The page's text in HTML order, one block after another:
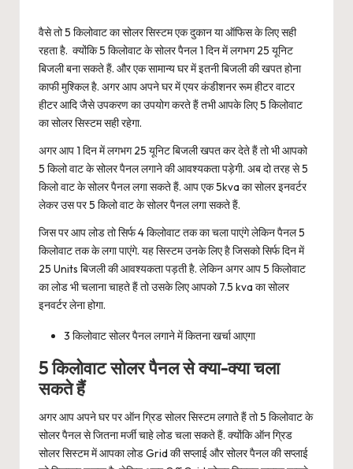
वैसे तो 5 किलोवाट का सोलर सिस्टम एक दुकान या ऑफिस के लिए सही
रहता है. क्योंकि 5 किलोवाट के सोलर पैनल 1 दिन में लगभग 25 यूनिट
बिजली बना सकते हैं. और एक सामान्य घर में इतनी बिजली की खपत होना
काफी मुश्किल है. अगर आप अपने घर में एयर कंडीशनर रूम हीटर वाटर
हीटर आदि जैसे उपकरण का उपयोग करते हैं तभी आपके लिए 5 किलोवाट
का सोलर सिस्टम सही रहेगा.
अगर आप 1 दिन में लगभग 25 यूनिट बिजली खपत कर देते हैं तो भी आपको
5 किलो वाट के सोलर पैनल लगाने की आवश्यकता पड़ेगी. अब दो तरह से 5
किलो वाट के सोलर पैनल लगा सकते हैं. आप एक 5kva का सोलर इनवर्टर
लेकर उस पर 5 किलो वाट के सोलर पैनल लगा सकते हैं.
जिस पर आप लोड तो सिर्फ 4 किलोवाट तक का चला पाएंगे लेकिन पैनल 5
किलोवाट तक के लगा पाएंगे. यह सिस्टम उनके लिए है जिसको सिर्फ दिन में
25 Units बिजली की आवश्यकता पड़ती है. लेकिन अगर आप 5 किलोवाट
का लोड भी चलाना चाहते हैं तो उसके लिए आपको 7.5 kva का सोलर
इनवर्टर लेना होगा.
3 किलोवाट सोलर पैनल लगाने में कितना खर्चा आएगा
5 किलोवाट सोलर पैनल से क्या-क्या चला
सकते हैं
अगर आप अपने घर पर ऑन ग्रिड सोलर सिस्टम लगाते हैं तो 5 किलोवाट के
सोलर पैनल से जितना मर्जी चाहे लोड चला सकते हैं. क्योंकि ऑन ग्रिड
सोलर सिस्टम में आपका लोड Grid की सप्लाई और सोलर पैनल की सप्लाई